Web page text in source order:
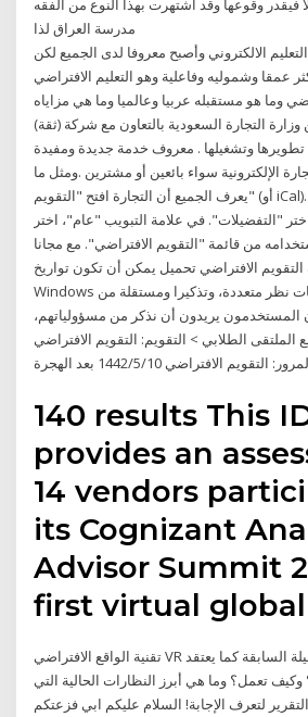
وقوعها وقد اشتهرت بهذا النوع من الفقه
مدرسة العراق لذا
الالكتروني وأصبح معروفا لدى الجميع لكن
عمقا وشموليه وفاعلية وهو التعليم الافتراضي
وما هو مستقبله عربيا وعالميا وما هي مزاياه
التجارة السعودية بالتعاون مع شركة (ثقة)
وتشغيلها . معروف خدمة جديدة ومفيدة
الإلكترونية سواء بائعين أو مشترين .ومثل ما
يعرف الجميع أن التجارة افتح "التقويم" (أو iCal). انقر على "التقويم" في
"التفضيلات". في علامة التبويب "عام"، اختر
من قائمة "التقويم الافتراضي". مع مجانا
التقويم الافتراضي تحميل يمكن أن تكون تواريخ
Windows إدارة. تقدم أداة وجهات نظر متعددة، وتذكيرا ومستقلة من
المستخدمون يريدون أن نذكر من مسؤولياتهم،
الملتقى الطلابي > التقويم: التقويم الافتراضي
الافتراضي 10‏‏/5‏‏/1442 بعد الهجرة
140 results This
provides an
14 vendors
its Cognizant
Advisor Summit
first virtual
تقنية الواقع الافتراضي VR ليست نتاج السنوات القليلة السابقة كما يعتقد
تعمل؟ وما هي أبرز النظارات الحالية التي
لتعرف الإجابة! السلام عليكم ابي فزعتكم